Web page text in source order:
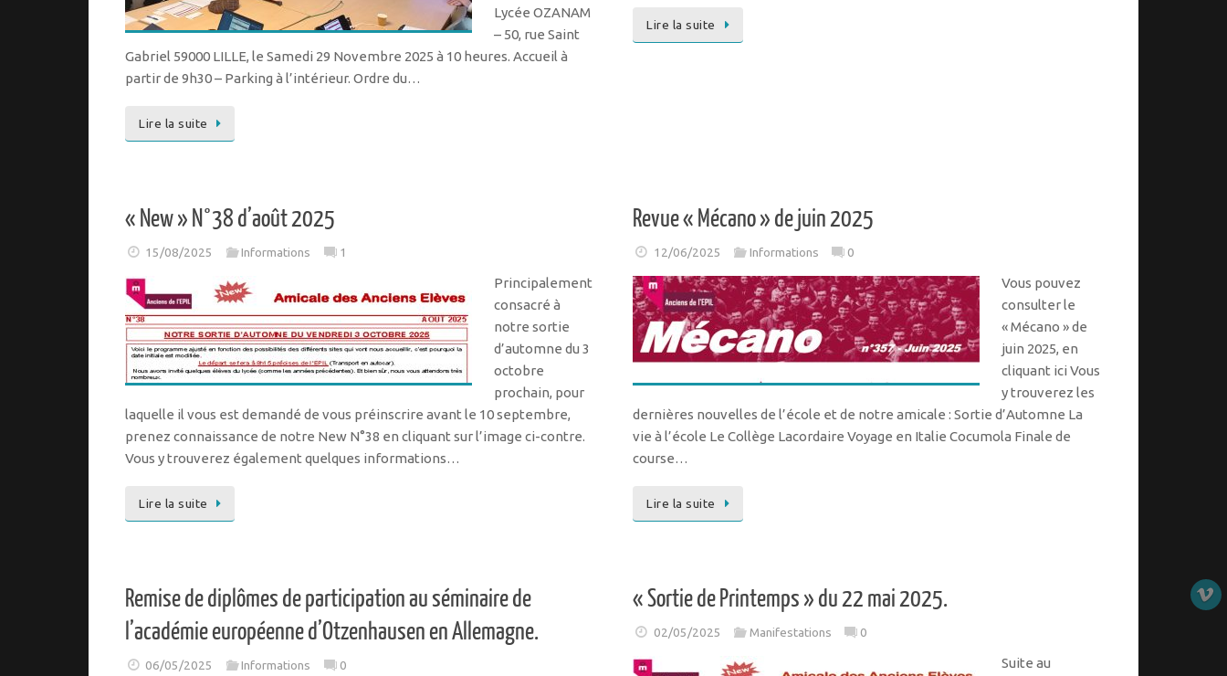
Lycée OZANAM
– 50, rue Saint
Gabriel 59000 LILLE, le Samedi 29 Novembre 2025 à 10 heures. Accueil à
partir de 9h30 – Parking à l’intérieur. Ordre du…
Lire la suite
Lire la suite
« New » N°38 d’août 2025
15/08/2025 Informations 1
Principalement
consacré à
notre sortie
d’automne du 3
octobre
prochain, pour
laquelle il vous est demandé de vous préinscrire avant le 10 septembre,
prenez connaissance de notre New N°38 en cliquant sur l’image ci-contre.
Vous y trouverez également quelques informations…
Lire la suite
Revue « Mécano » de juin 2025
12/06/2025 Informations 0
Vous pouvez
consulter le
« Mécano » de
juin 2025, en
cliquant ici Vous
y trouverez les
dernières nouvelles de l’école et de notre amicale : Sortie d’Automne La
vie à l’école Le Collège Lacordaire Voyage en Italie Cocumola Finale de
course…
Lire la suite
Remise de diplômes de participation au séminaire de
l’académie européenne d’Otzenhausen en Allemagne.
06/05/2025 Informations 0
« Sortie de Printemps » du 22 mai 2025.
02/05/2025 Manifestations 0
Suite au